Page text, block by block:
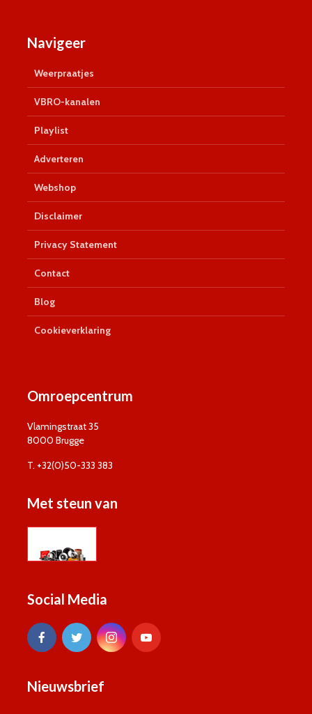
Navigeer
Weerpraatjes
VBRO-kanalen
Playlist
Adverteren
Webshop
Disclaimer
Privacy Statement
Contact
Blog
Cookieverklaring
Omroepcentrum
Vlamingstraat 35
8000 Brugge
T. +32(0)50-333 383
Met steun van
Social Media
Nieuwsbrief